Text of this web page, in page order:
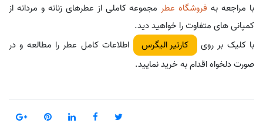
با مراجعه به فروشگاه عطر مجموعه کاملی از عطرهای زنانه و مردانه از
کمپانی های متفاوت را خواهید دید.
با کلیک بر روی
کارتیر الیگرس
اطلاعات کامل عطر را مطالعه و در
صورت دلخواه اقدام به خرید نمایید.